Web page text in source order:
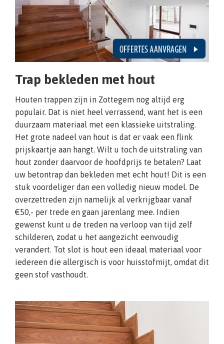
Trap bekleden met hout
Houten trappen zijn in Zottegem nog altijd erg
populair. Dat is niet heel verrassend, want het is een
duurzaam materiaal met een klassieke uitstraling.
Het grote nadeel van hout is dat er vaak een flink
prijskaartje aan hangt. Wilt u toch de uitstraling van
hout zonder daarvoor de hoofdprijs te betalen? Laat
uw betontrap dan bekleden met echt hout! Dit is een
stuk voordeliger dan een volledig nieuw model. De
overzettreden zijn namelijk al verkrijgbaar vanaf
€50,- per trede en gaan jarenlang mee. Indien
gewenst kunt u de treden na verloop van tijd zelf
schilderen, zodat u het aangezicht eenvoudig
verandert. Tot slot is hout een ideaal materiaal voor
iedereen die allergisch is voor huisstofmijt, omdat dit
geen stof vasthoudt.